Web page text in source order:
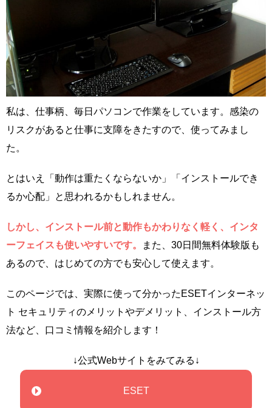
私は、仕事柄、毎日パソコンで作業をしています。感染の
リスクがあると仕事に支障をきたすので、使ってみまし
た。
とはいえ「動作は重たくならないか」「インストールでき
るか心配」と思われるかもしれません。
しかし、インストール前と動作もかわりなく軽く、インタ
ーフェイスも使いやすいです。
また、30日間無料体験版も
あるので、はじめての方でも安心して使えます。
このページでは、実際に使って分かったESETインターネッ
ト セキュリティのメリットやデメリット、インストール方
法など、口コミ情報を紹介します！
↓公式Webサイトをみてみる↓
ESET